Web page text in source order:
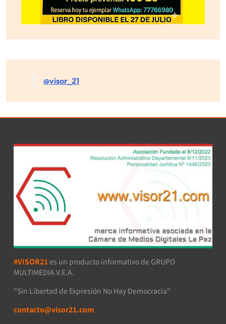
@visor_21
#VISOR21 es un producto informativo de GRUPO
MULTIMEDIA V.E.A.
"Sin Libertad de Expresión No Hay Democracia"
contacto@visor21.com